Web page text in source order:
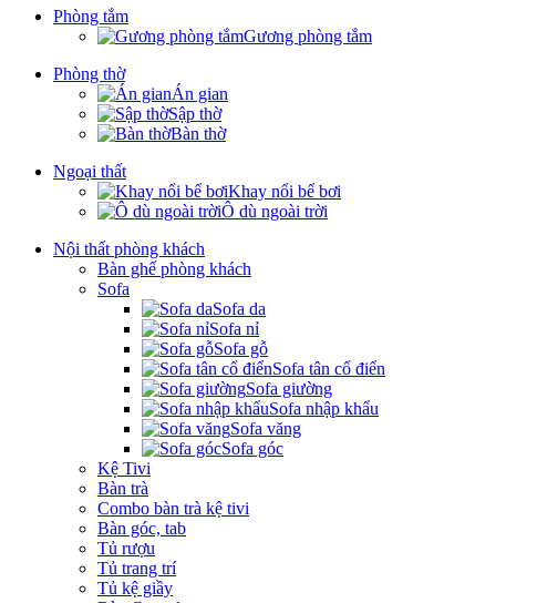
Phòng tắm
Gương phòng tắm
Phòng thờ
Án gian
Sập thờ
Bàn thờ
Ngoại thất
Khay nổi bể bơi
Ô dù ngoài trời
Nội thất phòng khách
Bàn ghế phòng khách
Sofa
Sofa da
Sofa nỉ
Sofa gỗ
Sofa tân cổ điển
Sofa giường
Sofa nhập khẩu
Sofa văng
Sofa góc
Kệ Tivi
Bàn trà
Combo bàn trà kệ tivi
Bàn góc, tab
Tủ rượu
Tủ trang trí
Tủ kệ giầy